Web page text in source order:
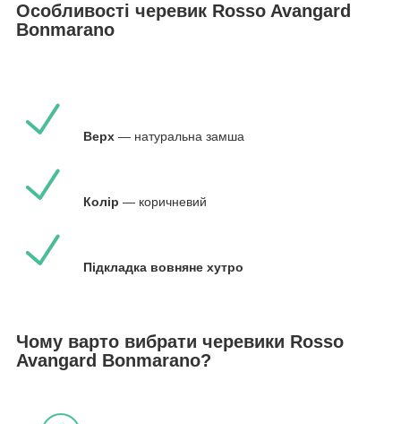
Особливості черевик Rosso Avangard
Bonmarano
Верх — натуральна замша
Колір — коричневий
Підкладка вовняне хутро
Чому варто вибрати черевики Rosso
Avangard Bonmarano?